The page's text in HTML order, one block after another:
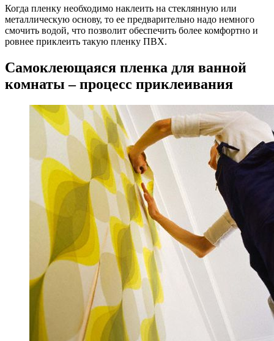
Когда пленку необходимо наклеить на стеклянную или
металлическую основу, то ее предварительно надо немного
смочить водой, что позволит обеспечить более комфортно и
ровнее приклеить такую пленку ПВХ.
Самоклеющаяся пленка для ванной
комнаты – процесс приклеивания